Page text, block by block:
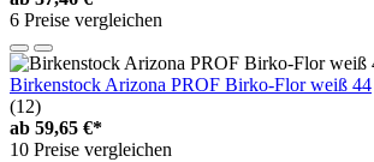
6 Preise vergleichen
Birkenstock Arizona PROF Birko-Flor weiß 44
(12)
ab 59,65 €*
10 Preise vergleichen